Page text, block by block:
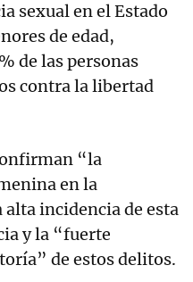
sexual en el Estado
de edad,
de las personas
contra la libertad
“la
en la
incidencia de esta
y la “fuerte
de estos delitos.